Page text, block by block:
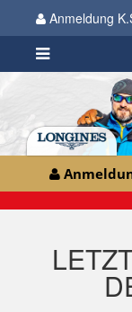
Anmeldung